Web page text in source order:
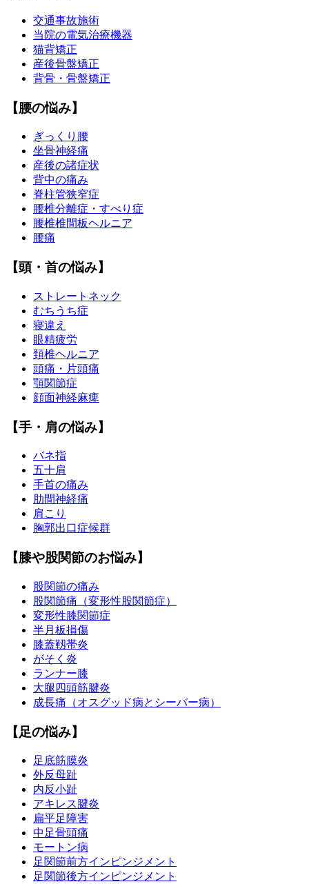
交通事故施術
当院の電気治療機器
猫背矯正
産後骨盤矯正
背骨・骨盤矯正
【腰の悩み】
ぎっくり腰
坐骨神経痛
産後の諸症状
背中の痛み
脊柱管狭窄症
腰椎分離症・すべり症
腰椎椎間板ヘルニア
腰痛
【頭・首の悩み】
ストレートネック
むちうち症
寝違え
眼精疲労
頚椎ヘルニア
頭痛・片頭痛
顎関節症
顔面神経麻痺
【手・肩の悩み】
バネ指
五十肩
手首の痛み
肋間神経痛
肩こり
胸郭出口症候群
【膝や股関節のお悩み】
股関節の痛み
股関節痛（変形性股関節症）
変形性膝関節症
半月板損傷
膝蓋靱帯炎
がそく炎
ランナー膝
大腿四頭筋腱炎
成長痛（オスグッド病とシーバー病）
【足の悩み】
足底筋膜炎
外反母趾
内反小趾
アキレス腱炎
扁平足障害
中足骨頭痛
モートン病
足関節前方インピンジメント
足関節後方インピンジメント